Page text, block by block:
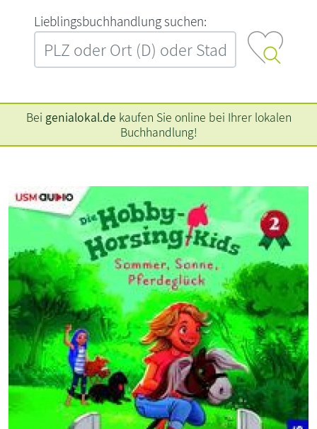
L‍i‍e‍b‍l‍i‍n‍g‍s‍b‍u‍c‍h‍h‍a‍n‍d‍l‍u‍n‍g‍ ‍s‍u‍c‍h‍e‍n‍:‍
Bei genialokal.de kaufen Sie online bei Ihrer lokalen
Buchhandlung!